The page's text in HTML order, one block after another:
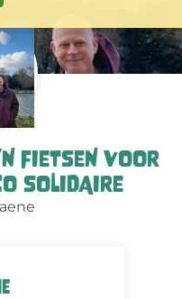
FIETSEN VOOR
SOLIDAIRE